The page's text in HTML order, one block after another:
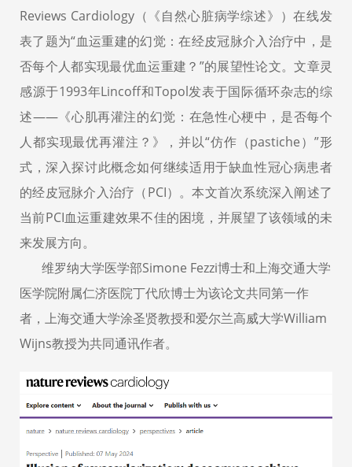
Reviews Cardiology（《自然心脏病学综述》）在线发
表了题为“血运重建的幻觉 ：在经皮冠脉介入治疗中， 是
否每个人都实现最优血运重建？ ”的展望性论文。文章灵
感源于1993年Lincoff和Topol发表于国际循环杂志的综
述——《心肌再灌注的幻觉 ：在急性心梗中， 是否每个
人都实现最优再灌注？》，并以“仿作（pastiche）”形
式，深入探讨此概念如何继续适用于缺血性冠心病患者
的经皮冠脉介入治疗（PCI）。本文首次系统深入阐述了
当前PCI血运重建效果不佳的困境，并展望了该领域的未
来发展方向。
维罗纳大学医学部Simone Fezzi博士和上海交通大学
医学院附属仁济医院丁代欣博士为该论文共同第一作
者，上海交通大学涂圣贤教授和爱尔兰高威大学William
Wijns教授为共同通讯作者。